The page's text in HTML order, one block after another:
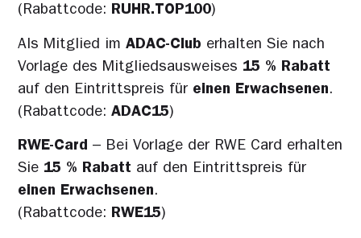
(Rabattcode: RUHR.TOP100)
Als Mitglied imADAC-Club erhalten Sie nach
Vorlage des Mitgliedsausweises 15 % Rabatt
auf den Eintrittspreis für einen Erwachsenen.
(Rabattcode:ADAC15)
RWE-Card – Bei Vorlage der RWE Card erhalten
Sie 15 % Rabatt auf den Eintrittspreis für
einen Erwachsenen.
(Rabattcode: RWE15)